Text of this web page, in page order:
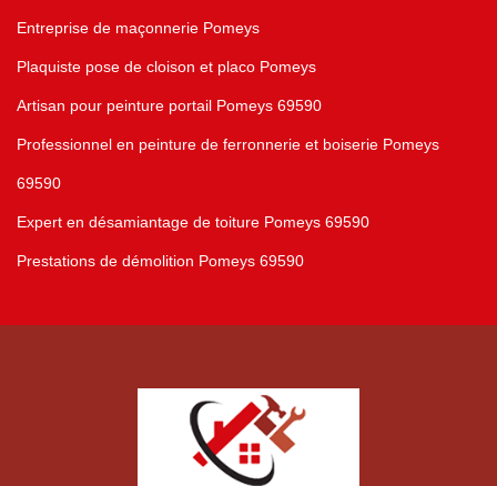
Entreprise de maçonnerie Pomeys
Plaquiste pose de cloison et placo Pomeys
Artisan pour peinture portail Pomeys 69590
Professionnel en peinture de ferronnerie et boiserie Pomeys
69590
Expert en désamiantage de toiture Pomeys 69590
Prestations de démolition Pomeys 69590